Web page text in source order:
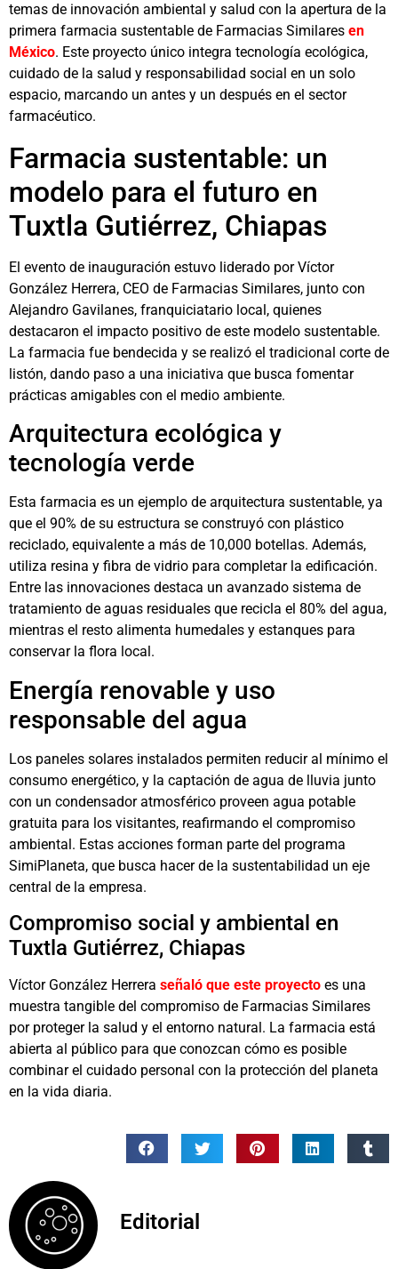
temas de innovación ambiental y salud con la apertura de la
primera farmacia sustentable de Farmacias Similares en
México. Este proyecto único integra tecnología ecológica,
cuidado de la salud y responsabilidad social en un solo
espacio, marcando un antes y un después en el sector
farmacéutico.
Farmacia sustentable: un
modelo para el futuro en
Tuxtla Gutiérrez, Chiapas
El evento de inauguración estuvo liderado por Víctor
González Herrera, CEO de Farmacias Similares, junto con
Alejandro Gavilanes, franquiciatario local, quienes
destacaron el impacto positivo de este modelo sustentable.
La farmacia fue bendecida y se realizó el tradicional corte de
listón, dando paso a una iniciativa que busca fomentar
prácticas amigables con el medio ambiente.
Arquitectura ecológica y
tecnología verde
Esta farmacia es un ejemplo de arquitectura sustentable, ya
que el 90% de su estructura se construyó con plástico
reciclado, equivalente a más de 10,000 botellas. Además,
utiliza resina y fibra de vidrio para completar la edificación.
Entre las innovaciones destaca un avanzado sistema de
tratamiento de aguas residuales que recicla el 80% del agua,
mientras el resto alimenta humedales y estanques para
conservar la flora local.
Energía renovable y uso
responsable del agua
Los paneles solares instalados permiten reducir al mínimo el
consumo energético, y la captación de agua de lluvia junto
con un condensador atmosférico proveen agua potable
gratuita para los visitantes, reafirmando el compromiso
ambiental. Estas acciones forman parte del programa
SimiPlaneta, que busca hacer de la sustentabilidad un eje
central de la empresa.
Compromiso social y ambiental en
Tuxtla Gutiérrez, Chiapas
Víctor González Herrera señaló que este proyecto es una
muestra tangible del compromiso de Farmacias Similares
por proteger la salud y el entorno natural. La farmacia está
abierta al público para que conozcan cómo es posible
combinar el cuidado personal con la protección del planeta
en la vida diaria.
Editorial